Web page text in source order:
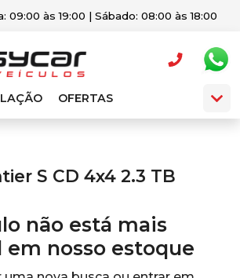
09:00 às 19:00 | Sábado: 08:00 às 18:00
OFERTAS
S CD 4x4 2.3 TB
não está mais
em nosso estoque